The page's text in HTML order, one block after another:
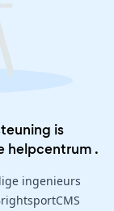
is
helpcentrum .
ingenieurs